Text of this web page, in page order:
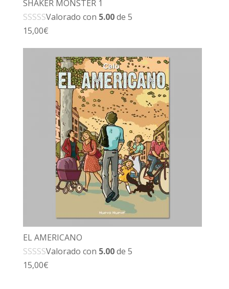
SHAKER MONSTER 1
Valorado con 5.00de 5
15,00€
EL AMERICANO
Valorado con 5.00de 5
15,00€